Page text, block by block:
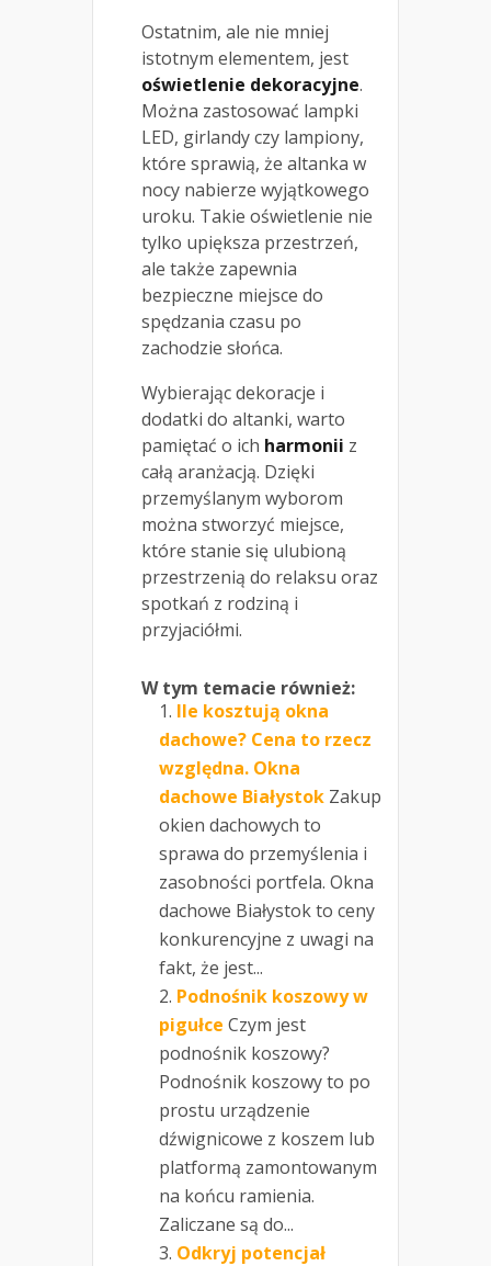
Ostatnim, ale nie mniej
istotnym elementem, jest
oświetlenie dekoracyjne.
Można zastosować lampki
LED, girlandy czy lampiony,
które sprawią, że altanka w
nocy nabierze wyjątkowego
uroku. Takie oświetlenie nie
tylko upiększa przestrzeń,
ale także zapewnia
bezpieczne miejsce do
spędzania czasu po
zachodzie słońca.
Wybierając dekoracje i
dodatki do altanki, warto
pamiętać o ich harmonii z
całą aranżacją. Dzięki
przemyślanym wyborom
można stworzyć miejsce,
które stanie się ulubioną
przestrzenią do relaksu oraz
spotkań z rodziną i
przyjaciółmi.
W tym temacie również:
Ile kosztują okna
dachowe? Cena to rzecz
względna. Okna
dachowe Białystok Zakup
okien dachowych to
sprawa do przemyślenia i
zasobności portfela. Okna
dachowe Białystok to ceny
konkurencyjne z uwagi na
fakt, że jest...
Podnośnik koszowy w
pigułce Czym jest
podnośnik koszowy?
Podnośnik koszowy to po
prostu urządzenie
dźwignicowe z koszem lub
platformą zamontowanym
na końcu ramienia.
Zaliczane są do...
Odkryj potencjał